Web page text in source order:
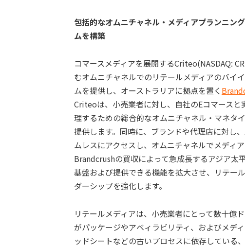
包括的なオムニチャネル・メディアプランニン
ムを構築
コマースメディアを展開するCriteo(NASDAQ:
むオムニチャネルでのリテールメディアのバイ
ムを提供し、オーストラリアに拠点を置く
Criteoは、小売業者に対し、自社のEコマース
理するための総合的なオムニチャネル・マネタ
提供します。同時に、ブランドや代理店に対し
ムレスにアクセスし、オムニチャネルでメディ
Brandcrushの買収によって急成長するアジア太
基盤および提供できる機能を拡大させ、リテー
ダーシップを強化します。
リテールメディアは、小売業者にとって数十億
がパッケージやアベィラビリティ、およびメデ
ッドシートなどの古いプロセスに依存している